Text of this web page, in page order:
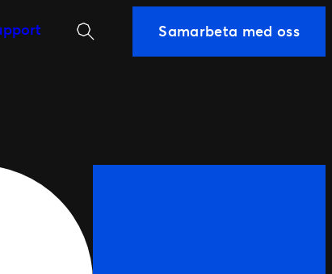
Sök Samarbeta med oss